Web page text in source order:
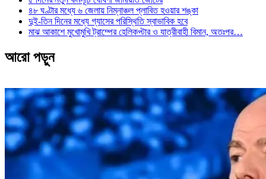
৪৮ ঘণ্টার মধ্যে ৬ জেলায় নিম্নাঞ্চল প্লাবিত হওয়ার শঙ্কা
দুই-তিন দিনের মধ্যে গ্যাসের পরিস্থিতি স্বাভাবিক হবে
মাঝ আকাশে মুখোমুখি ট্রাম্পের হেলিকপ্টার ও যাত্রীবাহী বিমান, অতঃপর…
আরো পড়ুন